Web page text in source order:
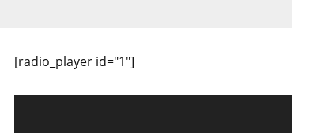
[radio_player id="1"]